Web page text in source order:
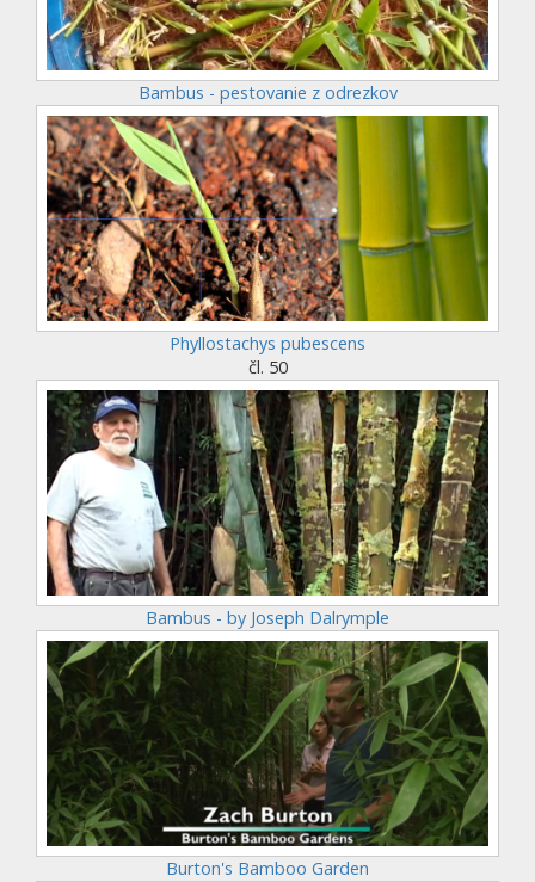
Bambus - pestovanie z odrezkov
Phyllostachys pubescens
čl. 50
Bambus - by Joseph Dalrymple
Burton's Bamboo Garden